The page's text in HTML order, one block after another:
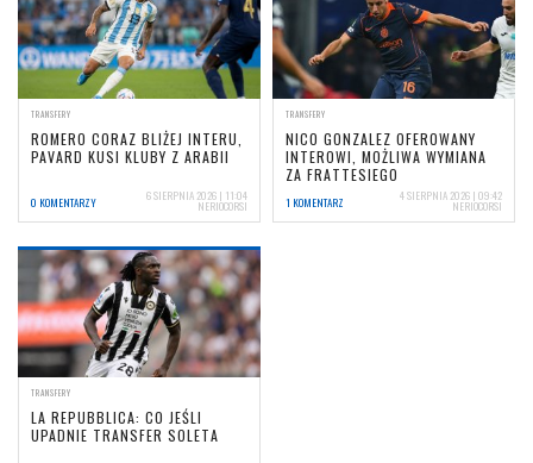
TRANSFERY
ROMERO CORAZ BLIŻEJ INTERU,
PAVARD KUSI KLUBY Z ARABII
0 KOMENTARZY 6 SIERPNIA 2026 | 11:04
NERIOCORSI
TRANSFERY
NICO GONZALEZ OFEROWANY
INTEROWI, MOŻLIWA WYMIANA
ZA FRATTESIEGO
1 KOMENTARZ 4 SIERPNIA 2026 | 09:42
NERIOCORSI
TRANSFERY
LA REPUBBLICA: CO JEŚLI
UPADNIE TRANSFER SOLETA